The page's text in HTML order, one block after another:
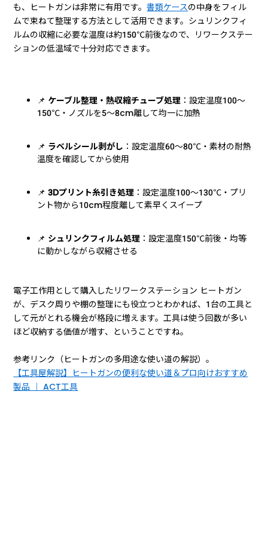
も、ヒートガンは非常に有用です。書類ケースの中身をフィル
ムで束ねて整理する方法として活用できます。シュリンクフィ
ルムの収縮に必要な温度は約150℃前後なので、リワークステー
ションの低温域で十分対応できます。
📌 ケーブル整理・熱収縮チューブ処理 ：設定温度100〜
150℃・ノズルを5〜8cm離して均一に加熱
📌 ラベルシール剥がし ：設定温度60〜80℃・素材の耐熱
温度を確認してから使用
📌3Dプリント糸引き処理 ：設定温度100〜130℃・プリ
ント物から10cm程度離して素早くスイープ
📌 シュリンクフィルム処理 ：設定温度150℃前後・均等
に動かしながら収縮させる
電子工作用として購入したリワークステーション ヒートガン
が、デスク周りや棚の整理にも役立つとわかれば、1台の工具と
して元がとれる機会が格段に増えます。工具は使う回数が多い
ほど収納する価値が増す、ということですね。
参考リンク（ヒートガンの多用途な使い道の解説）。
【工具屋解説】ヒートガンの便利な使い道＆プロ向けおすすめ
製品 ｜ ACT工具